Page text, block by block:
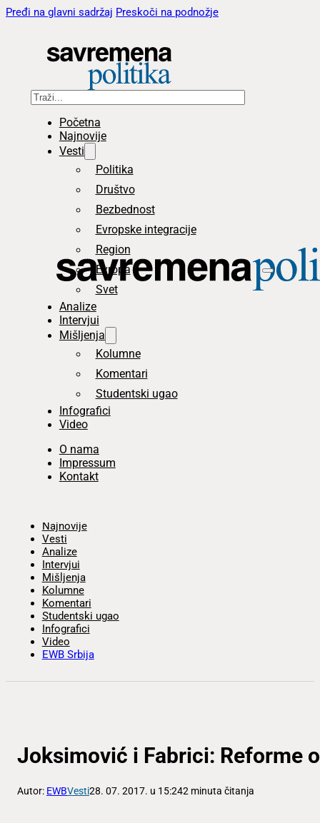
Pređi na glavni sadržaj Preskoči na podnožje
Pretraga
Početna
Najnovije
Vesti
Politika
Društvo
Bezbednost
Evropske integracije
Region
Evropa
Svet
Analize
Intervjui
Mišljenja
Kolumne
Komentari
Studentski ugao
Infografici
Video
O nama
Impressum
Kontakt
Najnovije
Vesti
Analize
Intervjui
Mišljenja
Kolumne
Komentari
Studentski ugao
Infografici
Video
EWB Srbija
Joksimović i Fabrici: Reforme
Autor: EWBVesti28. 07. 2017. u 15:242 minuta čitanja